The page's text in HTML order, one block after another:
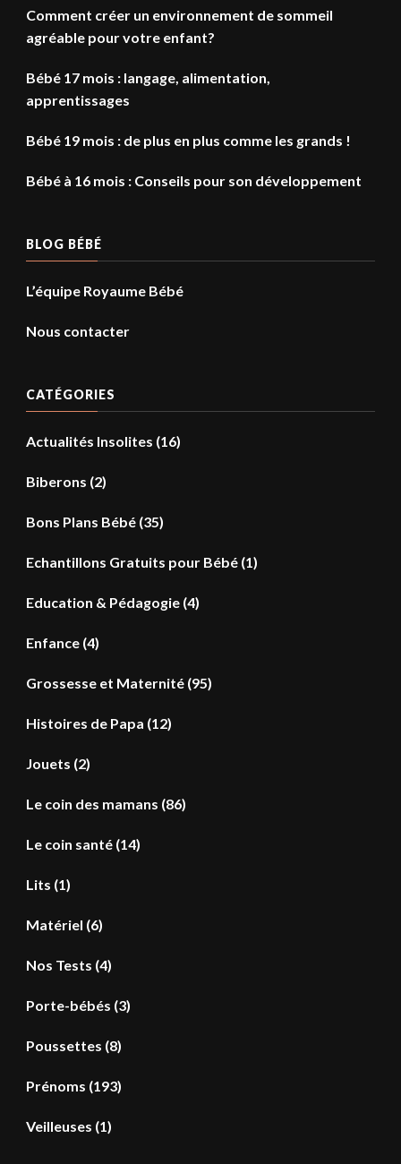
Comment créer un environnement de sommeil
agréable pour votre enfant?
Bébé 17 mois : langage, alimentation,
apprentissages
Bébé 19 mois : de plus en plus comme les grands !
Bébé à 16 mois : Conseils pour son développement
BLOG BÉBÉ
L’équipe Royaume Bébé
Nous contacter
CATÉGORIES
Actualités Insolites (16)
Biberons (2)
Bons Plans Bébé (35)
Echantillons Gratuits pour Bébé (1)
Education & Pédagogie (4)
Enfance (4)
Grossesse et Maternité (95)
Histoires de Papa (12)
Jouets (2)
Le coin des mamans (86)
Le coin santé (14)
Lits (1)
Matériel (6)
Nos Tests (4)
Porte-bébés (3)
Poussettes (8)
Prénoms (193)
Veilleuses (1)